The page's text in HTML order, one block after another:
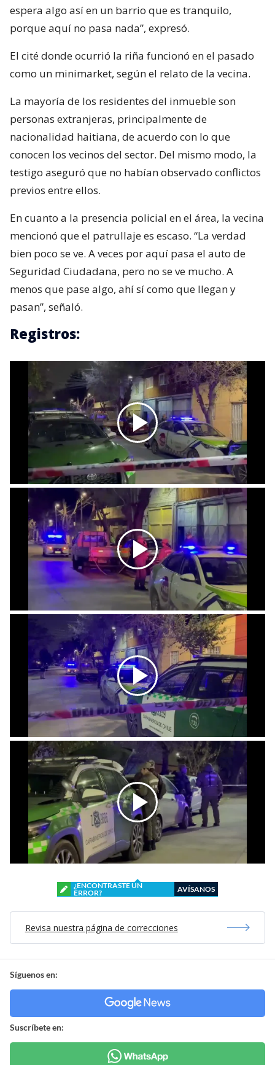
espera algo así en un barrio que es tranquilo,
porque aquí no pasa nada”, expresó.
El cité donde ocurrió la riña funcionó en el pasado
como un minimarket, según el relato de la vecina.
La mayoría de los residentes del inmueble son
personas extranjeras, principalmente de
nacionalidad haitiana, de acuerdo con lo que
conocen los vecinos del sector. Del mismo modo, la
testigo aseguró que no habían observado conflictos
previos entre ellos.
En cuanto a la presencia policial en el área, la vecina
mencionó que el patrullaje es escaso. “La verdad
bien poco se ve. A veces por aquí pasa el auto de
Seguridad Ciudadana, pero no se ve mucho. A
menos que pase algo, ahí sí como que llegan y
pasan”, señaló.
Registros:
¿ENCONTRASTE UN
ERROR?
AVÍSANOS
Revisa nuestra página de correcciones
Síguenos en:
Suscríbete en: